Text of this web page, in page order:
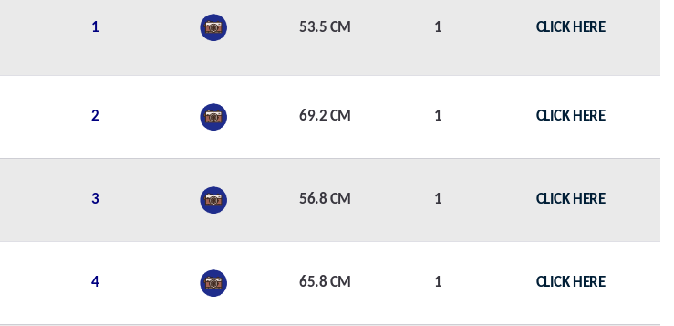
1 53.5 CM 1 CLICK HERE
2 69.2 CM 1 CLICK HERE
3 56.8 CM 1 CLICK HERE
4 65.8 CM 1 CLICK HERE